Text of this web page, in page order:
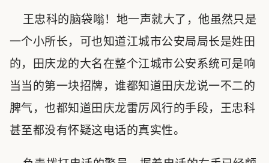
王忠科的脑袋嗡！地一声就大了，他虽然只是
一个小所长，可也知道江城市公安局局长是姓田
的，田庆龙的大名在整个江城市公安系统可是响
当当的第一块招牌，谁都知道田庆龙说一不二的
脾气，也都知道田庆龙雷厉风行的手段，王忠科
甚至都没有怀疑这电话的真实性。